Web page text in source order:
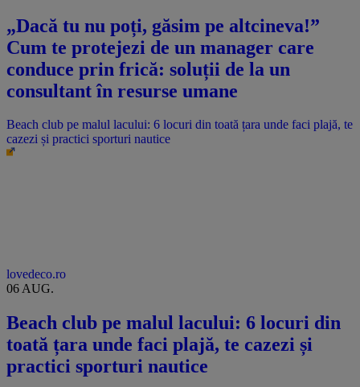
„Dacă tu nu poți, găsim pe altcineva!”
Cum te protejezi de un manager care
conduce prin frică: soluții de la un
consultant în resurse umane
Beach club pe malul lacului: 6 locuri din toată țara unde faci plajă, te
cazezi și practici sporturi nautice
lovedeco.ro
06 AUG.
Beach club pe malul lacului: 6 locuri din
toată țara unde faci plajă, te cazezi și
practici sporturi nautice